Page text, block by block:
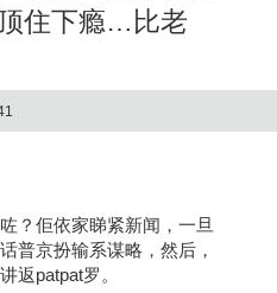
住下瘾…比老
？佢依家睇紧新闻，一旦
普京扮输系谋略，然后，
返patpat罗。